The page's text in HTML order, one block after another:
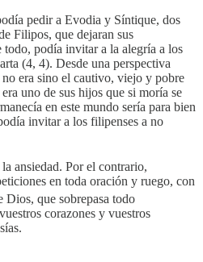
pedir a Evodia y Síntique, dos
Filipos, que dejaran sus
todo, podía invitar a la alegría a los
(4, 4). Desde una perspectiva
era sino el cautivo, viejo y pobre
uno de sus hijos que si moría se
en este mundo sería para bien
invitar a los filipenses a no
ansiedad. Por el contrario,
en toda oración y ruego, con
Dios, que sobrepasa todo
corazones y vuestros